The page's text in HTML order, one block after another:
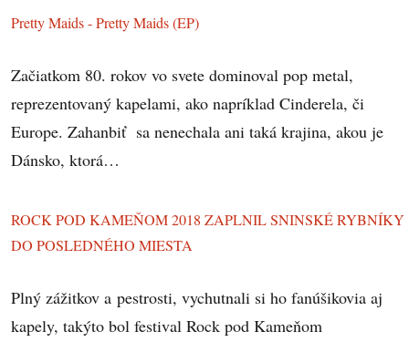
Pretty Maids - Pretty Maids (EP)
Začiatkom 80. rokov vo svete dominoval pop metal,
reprezentovaný kapelami, ako napríklad Cinderela, či
Europe. Zahanbiť sa nenechala ani taká krajina, akou je
Dánsko, ktorá…
ROCK POD KAMEŇOM 2018 ZAPLNIL SNINSKÉ RYBNÍKY
DO POSLEDNÉHO MIESTA
Plný zážitkov a pestrosti, vychutnali si ho fanúšikovia aj
kapely, takýto bol festival Rock pod Kameňom